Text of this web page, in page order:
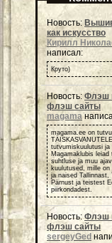
Новость:
как искусство
Кирилл
написал:
Круто)
Новость: Флэш
флэш сайты
magama
magama.ee on
tutvumiskuulutusi ja
Magamaklubis leiad
suhtluse ja muu
kuulutused, mille on
ja naised Tallinnast,
Pärnust ja teistest
piirkondadest.
Новость:Флэш
флэш сайты
sergeyGed